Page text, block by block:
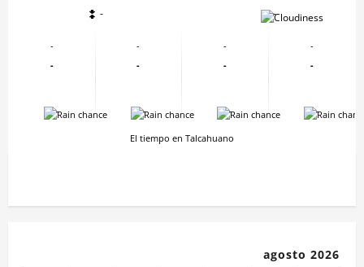
-
-
-
-
-
-
-
-
-
-
-
-
-
-
El tiempo en Talcahuano
agosto 2026